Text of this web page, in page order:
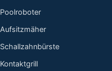
Poolroboter
Aufsitzmäher
Schallzahnbürste
Kontaktgrill